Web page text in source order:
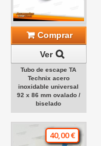
Comprar
Ver
Tubo de escape TA
Technix acero
inoxidable universal
92 x 86 mm ovalado /
biselado
40,00 €